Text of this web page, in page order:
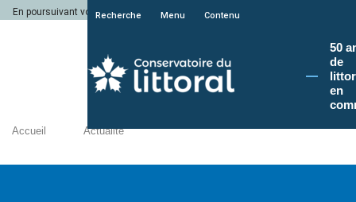
En poursuivant votre navigation sur le site du Conservatoire du littoral, vous
Recherche Menu Contenu
50
de
en
Accueil Actualité